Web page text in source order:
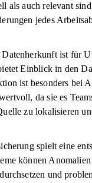
als auch relevant
jedes
ist für
Einblick in den
ist besonders bei
da sie es
zu lokalisieren
spielt eine
können
und